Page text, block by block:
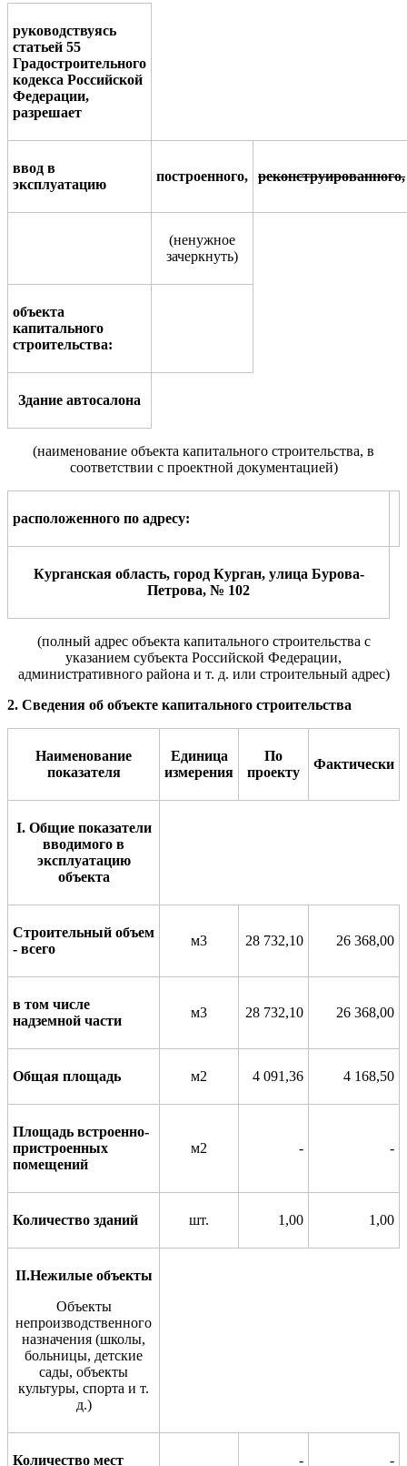
руководствуясь
статьей 55
Градостроительного
кодекса Российской
Федерации,
разрешает
ввод в
эксплуатацию
построенного, реконструированного,
(ненужное
зачеркнуть)
объекта
капитального
строительства:
Здание автосалона
(наименование объекта капитального строительства, в
соответствии с проектной документацией)
расположенного по адресу:
Курганская область, город Курган, улица Бурова-
Петрова, № 102
(полный адрес объекта капитального строительства с
указанием субъекта Российской Федерации,
административного района и т. д. или строительный адрес)
2. Сведения об объекте капитального строительства
Наименование
показателя
Единица
измерения
По
проекту
Фактически
I. Общие показатели
вводимого в
эксплуатацию
объекта
Строительный объем
- всего
м3 28 732,10 26 368,00
в том числе
надземной части
м3 28 732,10 26 368,00
Общая площадь м2 4 091,36 4 168,50
Площадь встроенно-
пристроенных
помещений
м2 - -
Количество зданий шт. 1,00 1,00
II.Нежилые объекты
Объекты
непроизводственного
назначения (школы,
больницы, детские
сады, объекты
культуры, спорта и т.
д.)
Количество мест - -